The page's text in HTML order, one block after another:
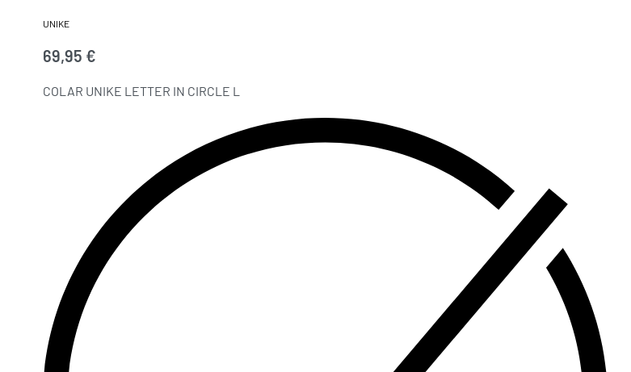
UNIKE
69,95 €
COLAR UNIKE LETTER IN CIRCLE L